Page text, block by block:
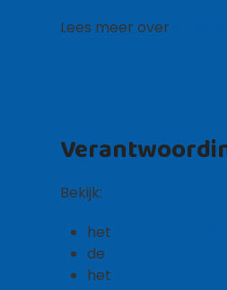
Lees meer over
onze
Bekijk:
het
de
het